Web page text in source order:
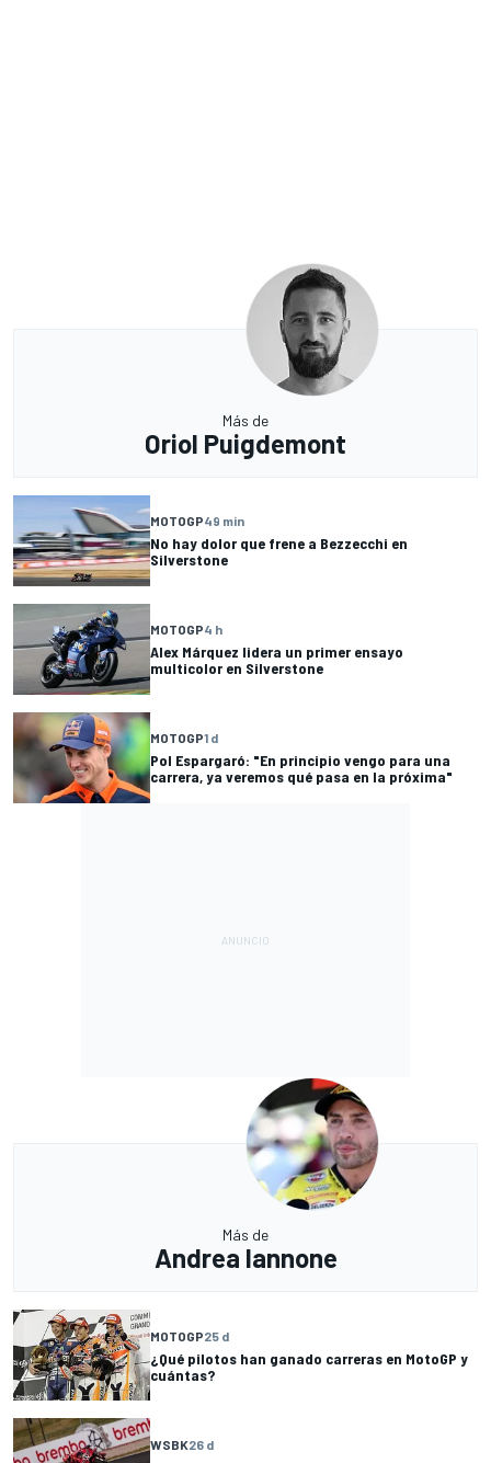
Más de
Oriol Puigdemont
MOTOGP49 min
No hay dolor que frene a Bezzecchi en
Silverstone
MOTOGP4 h
Alex Márquez lidera un primer ensayo
multicolor en Silverstone
MOTOGP1 d
Pol Espargaró: "En principio vengo para una
carrera, ya veremos qué pasa en la próxima"
Más de
Andrea Iannone
MOTOGP25 d
¿Qué pilotos han ganado carreras en MotoGP y
cuántas?
WSBK26 d